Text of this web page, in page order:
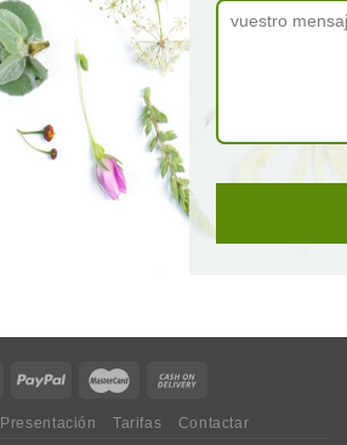
Presentación Tarifas Contactar